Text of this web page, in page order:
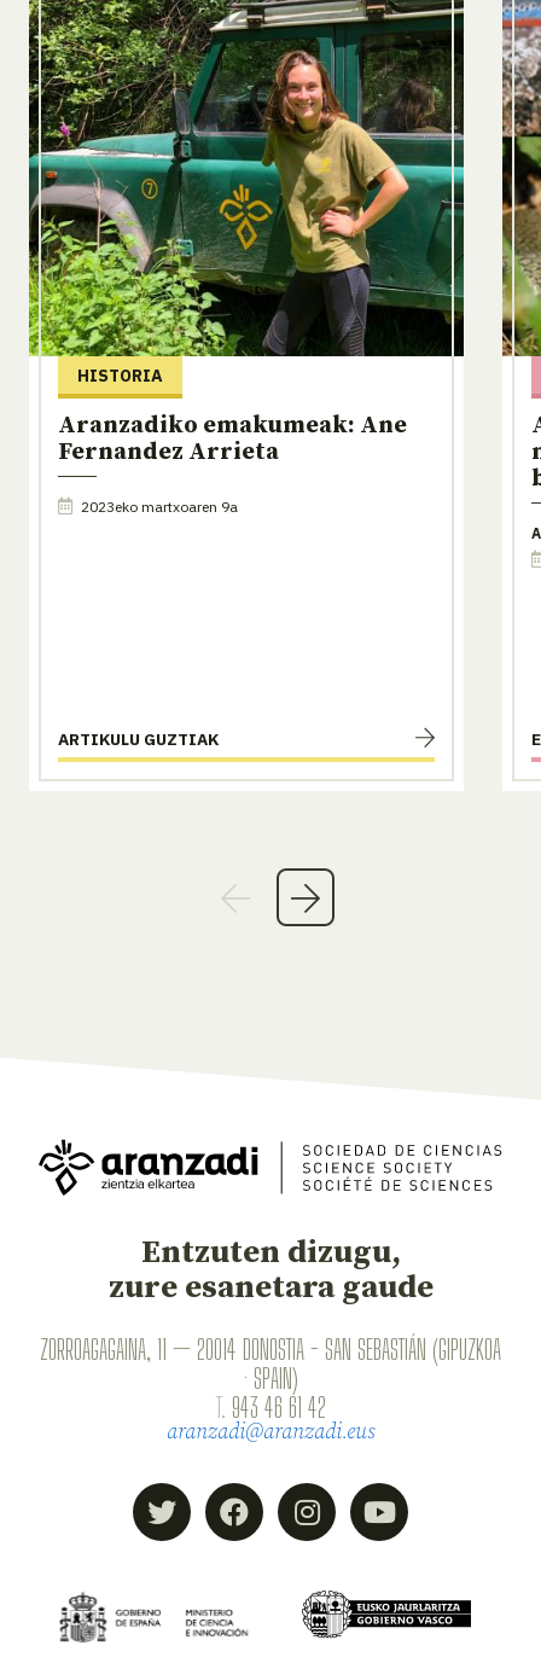
HISTORIA
Aranzadiko emakumeak: Ane
Fernandez Arrieta
2023eko martxoaren 9a
ARTIKULU GUZTIAK
Entzuten dizugu,
zure esanetara gaude
ZORROAGAGAINA, 11 — 20014 DONOSTIA - SAN SEBASTIÁN (GIPUZKOA
· SPAIN)
T. 943 46 61 42
aranzadi@aranzadi.eus